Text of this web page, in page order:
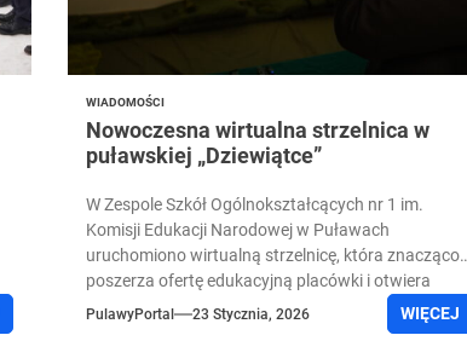
WIADOMOŚCI
Nowoczesna wirtualna strzelnica w
puławskiej „Dziewiątce”
W Zespole Szkół Ogólnokształcących nr 1 im.
Komisji Edukacji Narodowej w Puławach
uruchomiono wirtualną strzelnicę, która znacząco
poszerza ofertę edukacyjną placówki i otwiera
nowe możliwości...
PulawyPortal 23 Stycznia, 2026 WIĘCEJ